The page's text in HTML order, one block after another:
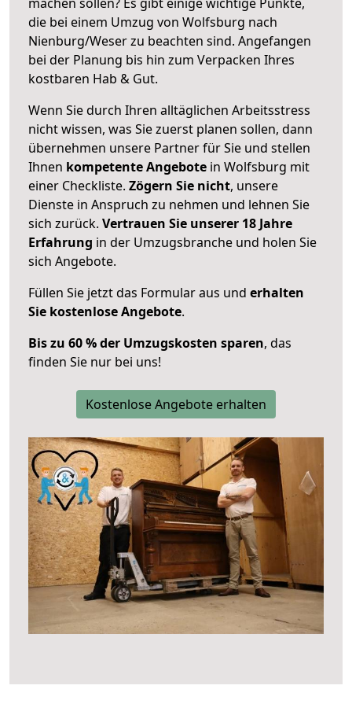
die bei einem Umzug von Wolfsburg nach
Nienburg/Weser zu beachten sind. Angefangen
bei der Planung bis hin zum Verpacken Ihres
kostbaren Hab & Gut.
Wenn Sie durch Ihren alltäglichen Arbeitsstress
nicht wissen, was Sie zuerst planen sollen, dann
übernehmen unsere Partner für Sie und stellen
Ihnen kompetente Angebote in Wolfsburg mit
einer Checkliste. Zögern Sie nicht, unsere
Dienste in Anspruch zu nehmen und lehnen Sie
sich zurück. Vertrauen Sie unserer 18 Jahre
Erfahrung in der Umzugsbranche und holen Sie
sich Angebote.
Füllen Sie jetzt das Formular aus und erhalten
Sie kostenlose Angebote.
Bis zu 60 % der Umzugskosten sparen, das
finden Sie nur bei uns!
Kostenlose Angebote erhalten